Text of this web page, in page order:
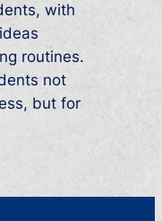
with
routines.
not
but for